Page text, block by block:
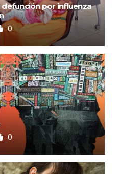
por influenza
0
0